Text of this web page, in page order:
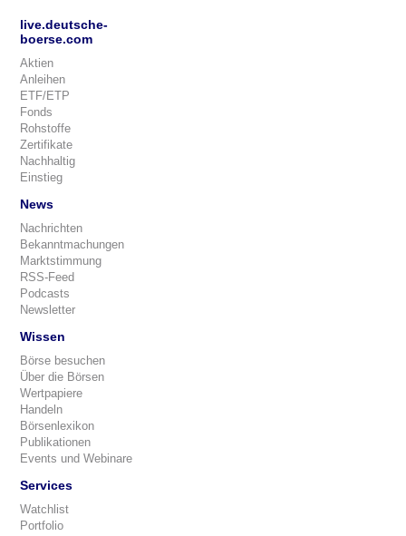
live.deutsche-
boerse.com
Aktien
Anleihen
ETF/ETP
Fonds
Rohstoffe
Zertifikate
Nachhaltig
Einstieg
News
Nachrichten
Bekanntmachungen
Marktstimmung
RSS-Feed
Podcasts
Newsletter
Wissen
Börse besuchen
Über die Börsen
Wertpapiere
Handeln
Börsenlexikon
Publikationen
Events und Webinare
Services
Watchlist
Portfolio